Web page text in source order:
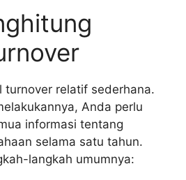
turnover relatif sederhana.
Anda perlu
informasi tentang
selama satu tahun.
langkah umumnya: